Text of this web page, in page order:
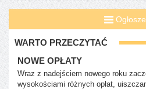
WARTO PRZECZYTAĆ
NOWE OPŁATY
Wraz z nadejściem nowego roku
wysokościami różnych opłat,